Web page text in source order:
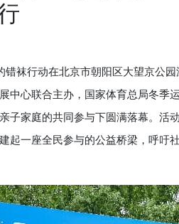
行动在北京市朝阳区大望京公园
中心联合主办，国家体育总局冬季
子家庭的共同参与下圆满落幕。活
起一座全民参与的公益桥梁，呼吁